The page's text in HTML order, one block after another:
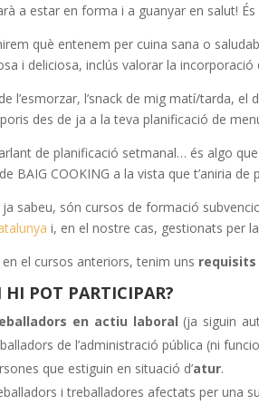
a estar en forma i a guanyar en salut!
què entenem per cuina sana o
i deliciosa, inclús valorar la
l’esmorzar, l’snack de mig matí/tarda,
des de ja a la teva planificació de
de planificació setmanal… és algo
BAIG COOKING a la vista que t’aniria
sabeu, són cursos de formació
i, en el nostre cas, gestionats per la
en el cursos anteriors, tenim uns requisits
HI POT PARTICIPAR?
en actiu laboral (ja siguin
de l’administració pública (ni
que estiguin en situació d’atur.
i treballadores afectats per una